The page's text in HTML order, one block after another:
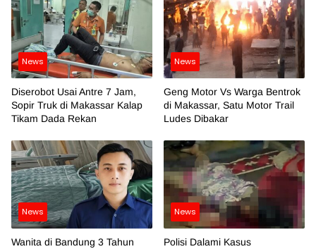
News
Diserobot Usai Antre 7 Jam,
Sopir Truk di Makassar Kalap
Tikam Dada Rekan
News
Geng Motor Vs Warga Bentrok
di Makassar, Satu Motor Trail
Ludes Dibakar
News
Wanita di Bandung 3 Tahun
News
Polisi Dalami Kasus